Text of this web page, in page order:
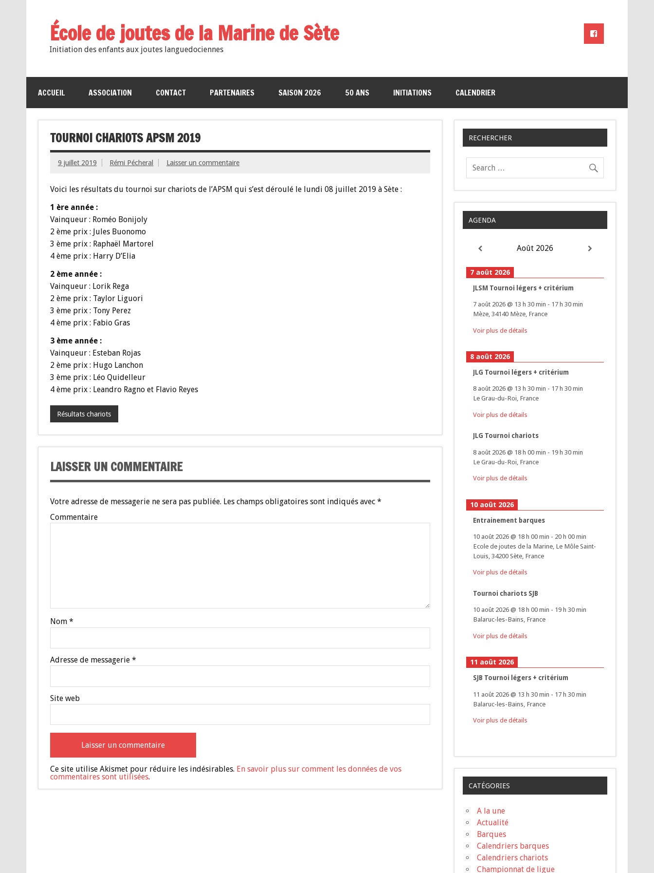
École de joutes de la Marine de Sète
Initiation des enfants aux joutes languedociennes
ACCUEIL ASSOCIATION CONTACT PARTENAIRES SAISON 2026 50 ANS INITIATIONS CALENDRIER
TOURNOI CHARIOTS APSM 2019
9 juillet 2019 Rémi Pécheral Laisser un commentaire
Voici les résultats du tournoi sur chariots de l’APSM qui s’est déroulé le lundi 08 juillet 2019 à Sète :
1 ère année :
Vainqueur : Roméo Bonijoly
2 ème prix : Jules Buonomo
3 ème prix : Raphaël Martorel
4 ème prix : Harry D’Elia
2 ème année :
Vainqueur : Lorik Rega
2 ème prix : Taylor Liguori
3 ème prix : Tony Perez
4 ème prix : Fabio Gras
3 ème année :
Vainqueur : Esteban Rojas
2 ème prix : Hugo Lanchon
3 ème prix : Léo Quidelleur
4 ème prix : Leandro Ragno et Flavio Reyes
Résultats chariots
LAISSER UN COMMENTAIRE
Votre adresse de messagerie ne sera pas publiée. Les champs obligatoires sont indiqués avec *
Commentaire
Nom *
Adresse de messagerie *
Site web
Ce site utilise Akismet pour réduire les indésirables. En savoir plus sur comment les données de vos
commentaires sont utilisées.
RECHERCHER
AGENDA
Août 2026
7 août 2026
JLSM Tournoi légers + critérium
7 août 2026@ 13 h 30 min - 17 h 30 min
Mèze, 34140 Mèze, France
Voir plus de détails
8 août 2026
JLG Tournoi légers + critérium
8 août 2026@ 13 h 30 min - 17 h 30 min
Le Grau-du-Roi, France
Voir plus de détails
JLG Tournoi chariots
8 août 2026@ 18 h 00 min - 19 h 30 min
Le Grau-du-Roi, France
Voir plus de détails
10 août 2026
Entrainement barques
10 août 2026@ 18 h 00 min - 20 h 00 min
Ecole de joutes de la Marine, Le Môle Saint-
Louis, 34200 Sète, France
Voir plus de détails
Tournoi chariots SJB
10 août 2026@ 18 h 00 min - 19 h 30 min
Balaruc-les-Bains, France
Voir plus de détails
11 août 2026
SJB Tournoi légers + critérium
11 août 2026@ 13 h 30 min - 17 h 30 min
Balaruc-les-Bains, France
Voir plus de détails
CATÉGORIES
A la une
Actualité
Barques
Calendriers barques
Calendriers chariots
Championnat de ligue